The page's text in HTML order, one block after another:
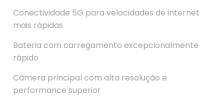
Conectividade 5G para velocidades de internet
mais rápidas
Bateria com carregamento excepcionalmente
rápido
Câmera principal com alta resolução e
performance superior